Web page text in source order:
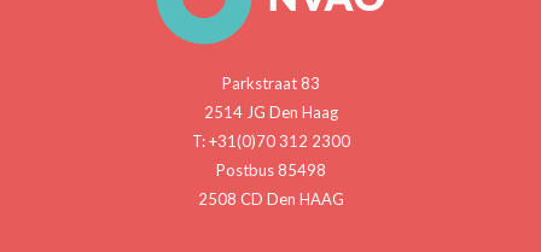
Parkstraat 83
2514 JG Den Haag
T: +31(0)70 312 2300
Postbus 85498
2508 CD Den HAAG